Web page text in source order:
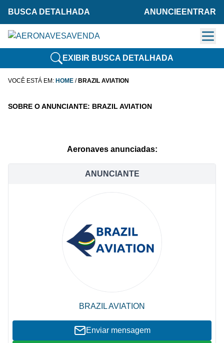
BUSCA DETALHADA ANUNCIE ENTRAR
EXIBIR BUSCA DETALHADA
VOCÊ ESTÁ EM: HOME / BRAZIL AVIATION
ANUNCIANTE
BRAZIL AVIATION
Enviar mensagem
SOBRE O ANUNCIANTE: BRAZIL AVIATION
Aeronaves anunciadas: